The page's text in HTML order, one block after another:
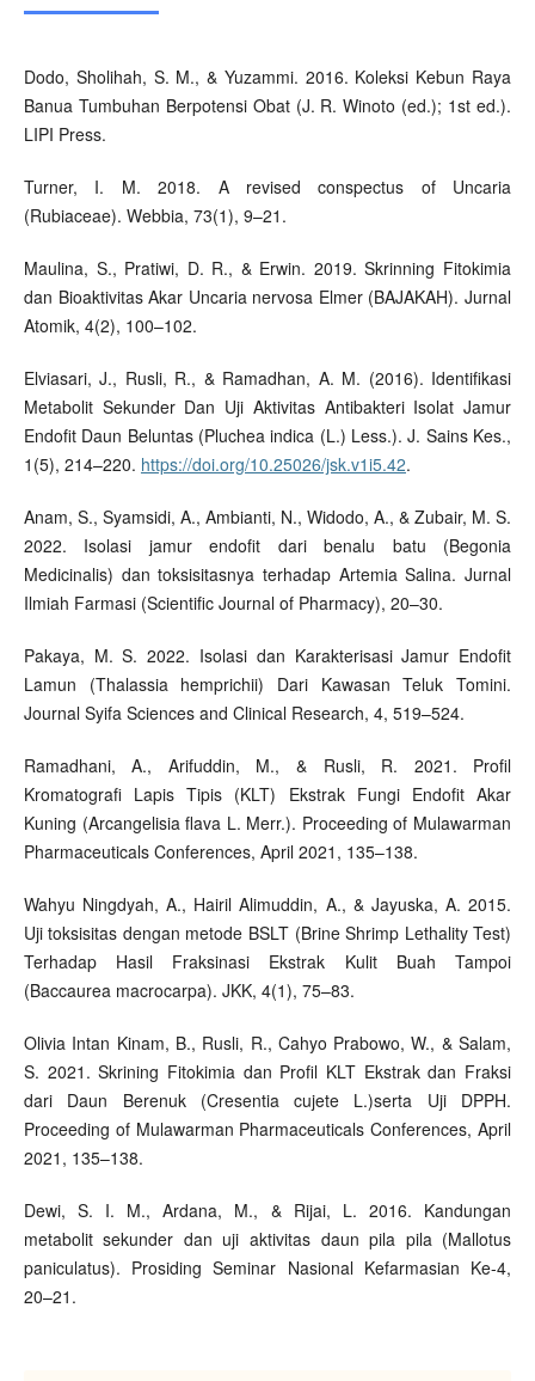
Dodo, Sholihah, S. M., & Yuzammi. 2016. Koleksi Kebun Raya
Banua Tumbuhan Berpotensi Obat (J. R. Winoto (ed.); 1st ed.).
LIPI Press.
Turner, I. M. 2018. A revised conspectus of Uncaria
(Rubiaceae). Webbia, 73(1), 9–21.
Maulina, S., Pratiwi, D. R., & Erwin. 2019. Skrinning Fitokimia
dan Bioaktivitas Akar Uncaria nervosa Elmer (BAJAKAH). Jurnal
Atomik, 4(2), 100–102.
Elviasari, J., Rusli, R., & Ramadhan, A. M. (2016). Identifikasi
Metabolit Sekunder Dan Uji Aktivitas Antibakteri Isolat Jamur
Endofit Daun Beluntas (Pluchea indica (L.) Less.). J. Sains Kes.,
1(5), 214–220. https://doi.org/10.25026/jsk.v1i5.42.
Anam, S., Syamsidi, A., Ambianti, N., Widodo, A., & Zubair, M. S.
2022. Isolasi jamur endofit dari benalu batu (Begonia
Medicinalis) dan toksisitasnya terhadap Artemia Salina. Jurnal
Ilmiah Farmasi (Scientific Journal of Pharmacy), 20–30.
Pakaya, M. S. 2022. Isolasi dan Karakterisasi Jamur Endofit
Lamun (Thalassia hemprichii) Dari Kawasan Teluk Tomini.
Journal Syifa Sciences and Clinical Research, 4, 519–524.
Ramadhani, A., Arifuddin, M., & Rusli, R. 2021. Profil
Kromatografi Lapis Tipis (KLT) Ekstrak Fungi Endofit Akar
Kuning (Arcangelisia flava L. Merr.). Proceeding of Mulawarman
Pharmaceuticals Conferences, April 2021, 135–138.
Wahyu Ningdyah, A., Hairil Alimuddin, A., & Jayuska, A. 2015.
Uji toksisitas dengan metode BSLT (Brine Shrimp Lethality Test)
Terhadap Hasil Fraksinasi Ekstrak Kulit Buah Tampoi
(Baccaurea macrocarpa). JKK, 4(1), 75–83.
Olivia Intan Kinam, B., Rusli, R., Cahyo Prabowo, W., & Salam,
S. 2021. Skrining Fitokimia dan Profil KLT Ekstrak dan Fraksi
dari Daun Berenuk (Cresentia cujete L.)serta Uji DPPH.
Proceeding of Mulawarman Pharmaceuticals Conferences, April
2021, 135–138.
Dewi, S. I. M., Ardana, M., & Rijai, L. 2016. Kandungan
metabolit sekunder dan uji aktivitas daun pila pila (Mallotus
paniculatus). Prosiding Seminar Nasional Kefarmasian Ke-4,
20–21.